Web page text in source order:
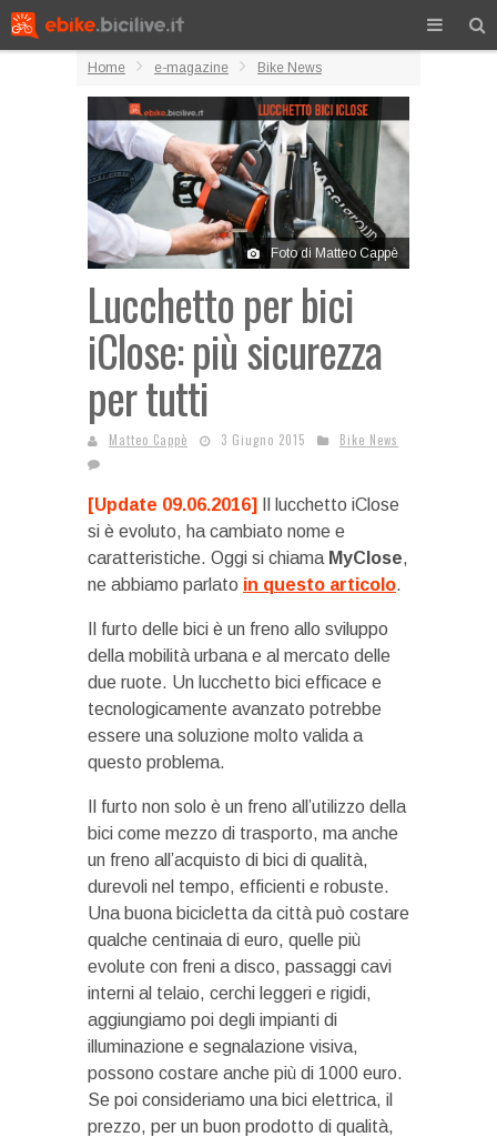
Home e-magazine Bike News
Foto di Matteo Cappè
Lucchetto per bici
iClose: più sicurezza
per tutti
Matteo Cappè 3 Giugno 2015 Bike News
[Update 09.06.2016]
Il lucchetto iClose
si è evoluto, ha cambiato nome e
caratteristiche. Oggi si chiama MyClose,
ne abbiamo parlato in questo articolo.
Il furto delle bici è un freno allo sviluppo
della mobilità urbana e al mercato delle
due ruote. Un lucchetto bici efficace e
tecnologicamente avanzato potrebbe
essere una soluzione molto valida a
questo problema.
Il furto non solo è un freno all’utilizzo della
bici come mezzo di trasporto, ma anche
un freno all’acquisto di bici di qualità,
durevoli nel tempo, efficienti e robuste.
Una buona bicicletta da città può costare
qualche centinaia di euro, quelle più
evolute con freni a disco, passaggi cavi
interni al telaio, cerchi leggeri e rigidi,
aggiungiamo poi degli impianti di
illuminazione e segnalazione visiva,
possono costare anche più di 1000 euro.
Se poi consideriamo una bici elettrica, il
prezzo, per un buon prodotto di qualità,